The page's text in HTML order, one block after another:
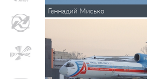
Геннадий Мисько